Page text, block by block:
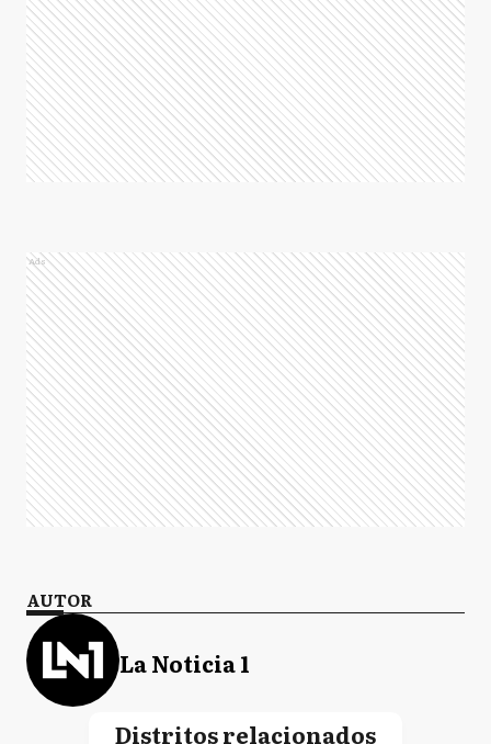
Ads
AUTOR
La Noticia 1
Distritos relacionados